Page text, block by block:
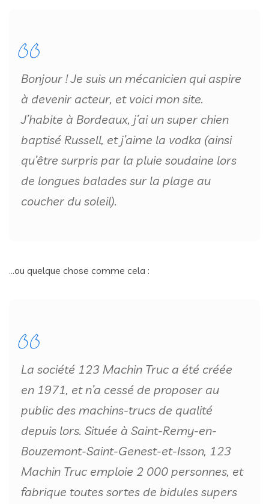
Bonjour ! Je suis un mécanicien qui aspire
à devenir acteur, et voici mon site.
J’habite à Bordeaux, j’ai un super chien
baptisé Russell, et j’aime la vodka (ainsi
qu’être surpris par la pluie soudaine lors
de longues balades sur la plage au
coucher du soleil).
…ou quelque chose comme cela :
La société 123 Machin Truc a été créée
en 1971, et n’a cessé de proposer au
public des machins-trucs de qualité
depuis lors. Située à Saint-Remy-en-
Bouzemont-Saint-Genest-et-Isson, 123
Machin Truc emploie 2 000 personnes, et
fabrique toutes sortes de bidules supers